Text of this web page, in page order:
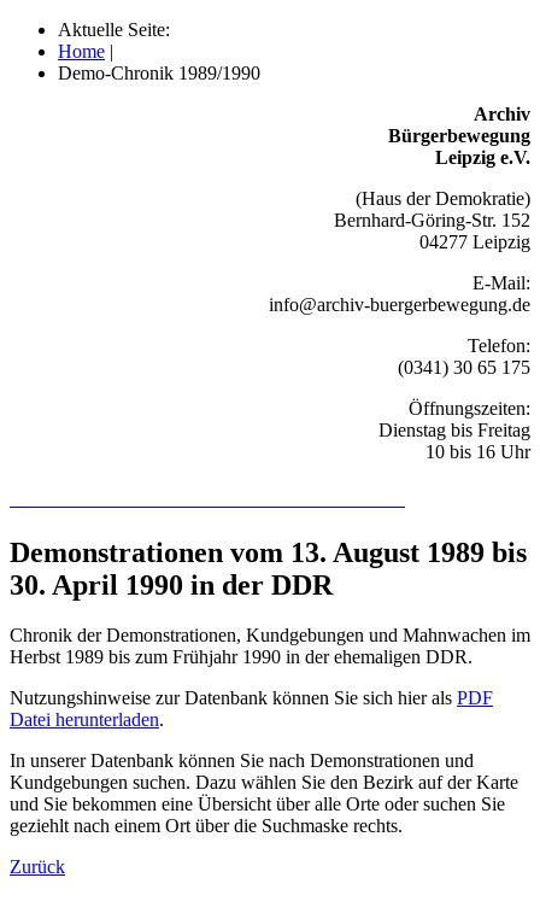
Aktuelle Seite:
Home |
Demo-Chronik 1989/1990
Archiv
Bürgerbewegung
Leipzig e.V.
(Haus der Demokratie)
Bernhard-Göring-Str. 152
04277 Leipzig
E-Mail:
info@archiv-buergerbewegung.de
Telefon:
(0341) 30 65 175
Öffnungszeiten:
Dienstag bis Freitag
10 bis 16 Uhr
Demonstrationen vom 13. August 1989 bis
30. April 1990 in der DDR
Chronik der Demonstrationen, Kundgebungen und Mahnwachen im
Herbst 1989 bis zum Frühjahr 1990 in der ehemaligen DDR.
Nutzungshinweise zur Datenbank können Sie sich hier als PDF
Datei herunterladen.
In unserer Datenbank können Sie nach Demonstrationen und
Kundgebungen suchen. Dazu wählen Sie den Bezirk auf der Karte
und Sie bekommen eine Übersicht über alle Orte oder suchen Sie
geziehlt nach einem Ort über die Suchmaske rechts.
Zurück